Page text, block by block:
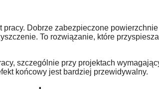
Dobrze zabezpieczone
To rozwiązanie, które
szczególnie przy projektach
końcowy jest bardziej przewidywalny.